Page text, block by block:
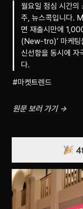
월요일 점심 시간의
주, 뉴스콕입니다.
면 재출시만에
(New-tro)’ 마케팅
신선함을 동시에 자
다.
#마켓트렌드
원문 보러 가기 →